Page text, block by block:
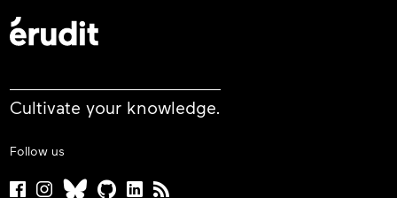
Cultivate your knowledge.
Follow us